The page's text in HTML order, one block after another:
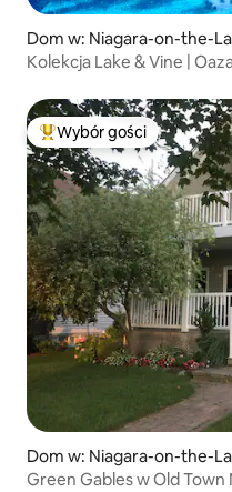
Dom w: Niagara-on-the-
Kolekcja Lake & Vine |
Najpopularniejsze z
Wybór gości
Dom w: Niagara-on-the-
Green Gables w Old Town